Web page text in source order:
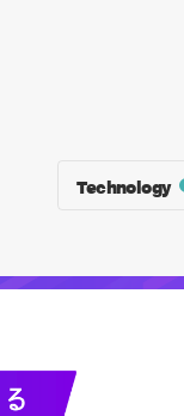
Technology